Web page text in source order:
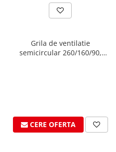
Grila de ventilatie
semicircular 260/160/90,
CERE OFERTA